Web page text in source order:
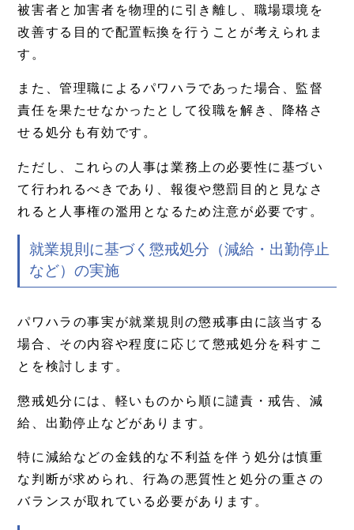
被害者と加害者を物理的に引き離し、職場環境を
改善する目的で配置転換を行うことが考えられま
す。
また、管理職によるパワハラであった場合、監督
責任を果たせなかったとして役職を解き、降格さ
せる処分も有効です。
ただし、これらの人事は業務上の必要性に基づい
て行われるべきであり、報復や懲罰目的と見なさ
れると人事権の濫用となるため注意が必要です。
就業規則に基づく懲戒処分（減給・出勤停止
など）の実施
パワハラの事実が就業規則の懲戒事由に該当する
場合、その内容や程度に応じて懲戒処分を科すこ
とを検討します。
懲戒処分には、軽いものから順に譴責・戒告、減
給、出勤停止などがあります。
特に減給などの金銭的な不利益を伴う処分は慎重
な判断が求められ、行為の悪質性と処分の重さの
バランスが取れている必要があります。